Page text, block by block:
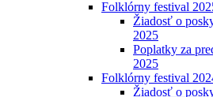
Folklórny festival
Žiadosť o
2025
Poplatky za
2025
Folklórny festival
Žiadosť o